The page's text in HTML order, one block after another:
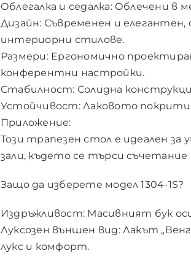
Облегалка и седалка: Облечени в
Дизайн: Съвременен и
интериорни стилове.
Размери: Ергономично
конферентни настройки.
Стабилност: Солидна
Устойчивост: Лаковото
Приложение:
Този трапезен стол е идеален
зали, където се търси
Защо да изберете модел 1304-1S?
Издръжливост: Масивният бук
Луксозен външен вид: Лакът
лукс и комфорт.